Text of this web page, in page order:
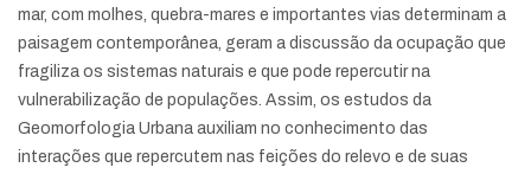
mar, com molhes, quebra-mares e importantes vias determinam a
paisagem contemporânea, geram a discussão da ocupação que
fragiliza os sistemas naturais e que pode repercutir na
vulnerabilização de populações. Assim, os estudos da
Geomorfologia Urbana auxiliam no conhecimento das
interações que repercutem nas feições do relevo e de suas